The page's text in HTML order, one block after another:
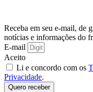
Receba em seu e-mail, de
notícias e informações do
E-mail
Aceito
Li e concordo com os
Privacidade.
Quero receber